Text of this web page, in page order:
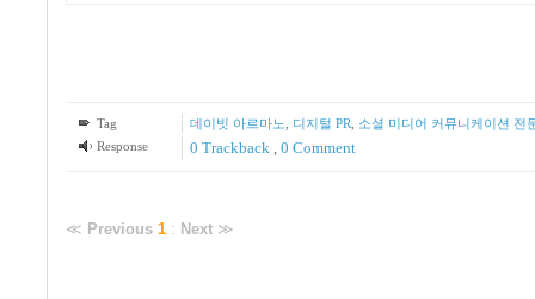
Tag 데이빗 아르마노 디지털 PR
소셜 미디어 커뮤니케이션 전
Response
0 Trackback , 0 Comment
≪ Previous 1 : Next ≫